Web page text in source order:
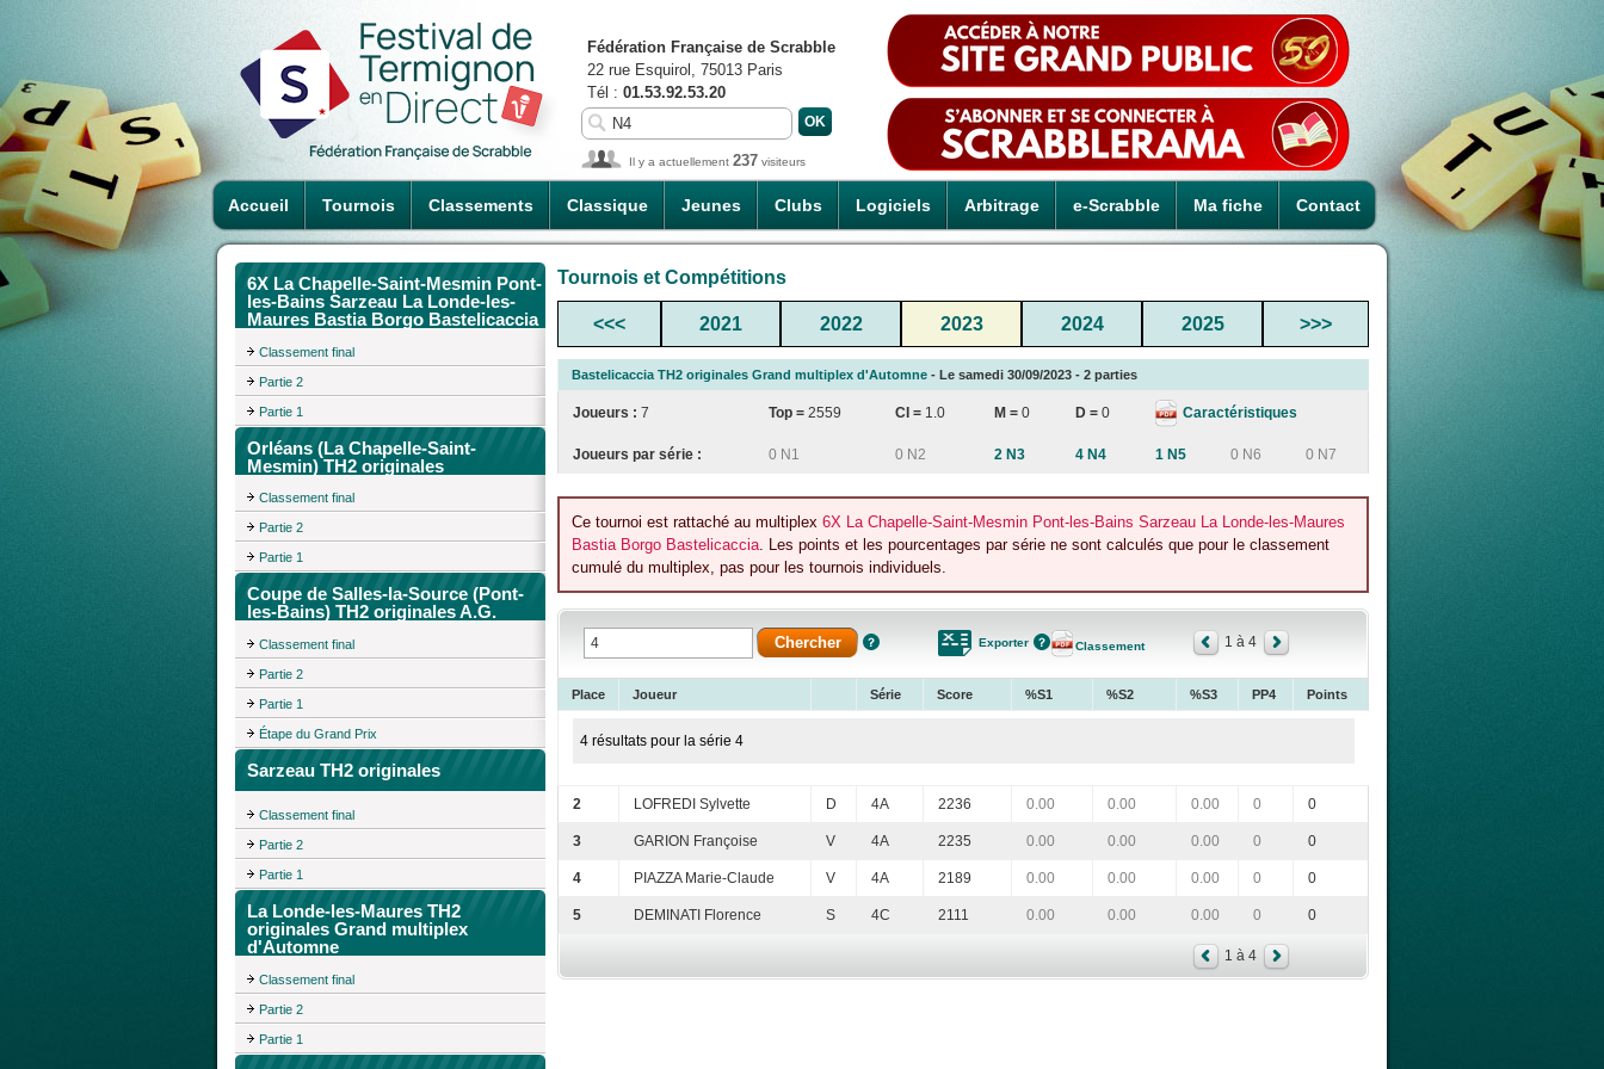
Accueil Tournois Classements Classique Jeunes Clubs Logiciels Arbitrage e-Scrabble Ma fiche Contact
Fédération Française de Scrabble
22 rue Esquirol, 75013 Paris
Tél : 01.53.92.53.20
Il y a actuellement 237 visiteurs
6X La Chapelle-Saint-Mesmin Pont-
les-Bains Sarzeau La Londe-les-
Maures Bastia Borgo Bastelicaccia
Classement final
Partie 2
Partie 1
Orléans (La Chapelle-Saint-
Mesmin) TH2 originales
Classement final
Partie 2
Partie 1
Coupe de Salles-la-Source (Pont-
les-Bains) TH2 originales A.G.
Classement final
Partie 2
Partie 1
Étape du Grand Prix
Sarzeau TH2 originales
Classement final
Partie 2
Partie 1
La Londe-les-Maures TH2
originales Grand multiplex
d'Automne
Classement final
Partie 2
Partie 1
Tournois et Compétitions
<<< 2021 2022 2023 2024 2025 >>>
Bastelicaccia TH2 originales Grand multiplex d'Automne - Le samedi 30/09/2023 - 2 parties
Joueurs : 7 Top = 2559 CI = 1.0 M = 0 D = 0 Caractéristiques
Joueurs par série : 0 N1 0 N2 2 N3 4 N4 1 N5 0 N6 0 N7
Ce tournoi est rattaché au multiplex 6X La Chapelle-Saint-Mesmin Pont-les-Bains Sarzeau La Londe-les-Maures
Bastia Borgo Bastelicaccia. Les points et les pourcentages par série ne sont calculés que pour le classement
cumulé du multiplex, pas pour les tournois individuels.
Exporter Classement 1 à 4
Place Joueur Série Score %S1 %S2 %S3 PP4 Points
4 résultats pour la série 4
2 LOFREDI Sylvette D 4A 2236 0.00 0.00 0.00 0 0
3 GARION Françoise V 4A 2235 0.00 0.00 0.00 0 0
4 PIAZZA Marie-Claude V 4A 2189 0.00 0.00 0.00 0 0
5 DEMINATI Florence S 4C 2111 0.00 0.00 0.00 0 0
1 à 4